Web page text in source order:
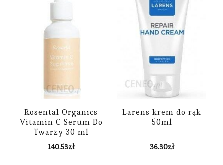
Rosental Organics
Vitamin C Serum Do
Twarzy 30 ml
140.53zł
Larens krem do rąk
50ml
36.30zł